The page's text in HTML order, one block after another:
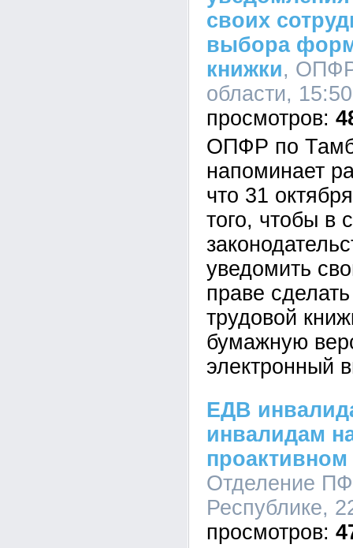
своих
выбора
книжки,
области,
ОПФР по
напоминает
что 31
того, чтобы в
уведомить
праве
трудовой
бумажную
электронный
ЕДВ
инвалидам
Отделение
Республике,